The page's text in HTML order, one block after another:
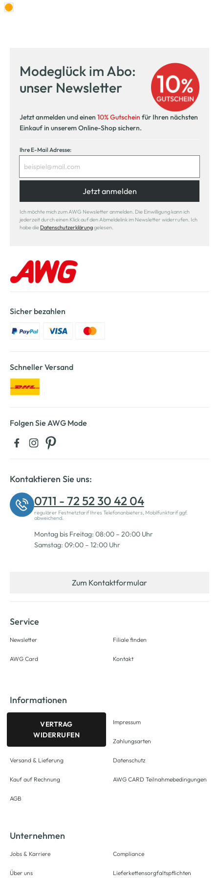
Modeglück im Abo:
unser Newsletter
Jetzt anmelden und einen 10% Gutschein für Ihren nächsten
Einkauf in unserem Online-Shop sichern.
Ihre E-Mail Adresse:
Jetzt anmelden
Ich möchte mich zum AWG Newsletter anmelden. Die Einwilligung kann ich
jederzeit durch einen Klick auf den Abmeldelink im Newsletter widerrufen. Ich
habe die Datenschutzerklärunggelesen.
Sicher bezahlen
Schneller Versand
Folgen Sie AWG Mode
Kontaktieren Sie uns:
0711 - 72 52 30 42 04
regulärer Festnetztarif Ihres Telefonanbieters, Mobilfunktarif ggf.
abweichend.
Montag bis Freitag: 08:00 – 20:00 Uhr
Samstag: 09:00 – 12:00 Uhr
Zum Kontaktformular
Service
Newsletter
AWG Card
Filiale finden
Kontakt
Informationen
VERTRAG
WIDERRUFEN
Versand & Lieferung
Kauf auf Rechnung
AGB
Impressum
Zahlungsarten
Datenschutz
AWG CARD Teilnahmebedingungen
Unternehmen
Jobs & Karriere
Über uns
Compliance
Lieferkettensorgfaltspflichten